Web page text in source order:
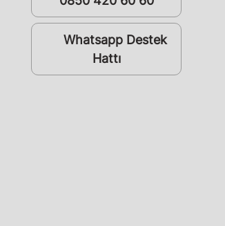
whatsappWhatsapp Destek
Hattı